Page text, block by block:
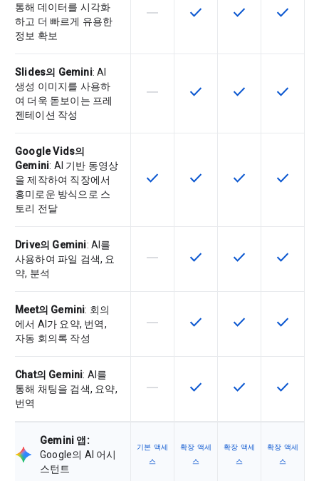
통해 데이터를 시각화
하고 더 빠르게 유용한
정보 확보
이 기능은 이 SKU에서 지원되지
horizontal_rule 이 기능은 SKU에서 사용
check 이 기능은 SKU
check 이 기능
check
Slides의 Gemini: AI
생성 이미지를 사용하
여 더욱 돋보이는 프레
젠테이션 작성
이 기능은 이 SKU에서 지원되지
horizontal_rule 이 기능은 SKU에서 사용
check 이 기능은 SKU
check 이 기능
check
Google Vids의
Gemini: AI 기반 동영상
을 제작하여 직장에서
흥미로운 방식으로 스
토리 전달
이 기능은 SKU에서 사용할 수 있습
check 이 기능은 SKU에서 사용
check 이 기능은 SKU
check 이 기능
check
Drive의 Gemini: AI를
사용하여 파일 검색, 요
약, 분석
이 기능은 이 SKU에서 지원되지
horizontal_rule 이 기능은 SKU에서 사용
check 이 기능은 SKU
check 이 기능
check
Meet의 Gemini: 회의
에서 AI가 요약, 번역,
자동 회의록 작성
이 기능은 이 SKU에서 지원되지
horizontal_rule 이 기능은 SKU에서 사용
check 이 기능은 SKU
check 이 기능
check
Chat의 Gemini: AI를
통해 채팅을 검색, 요약,
번역
이 기능은 이 SKU에서 지원되지
horizontal_rule 이 기능은 SKU에서 사용
check 이 기능은 SKU
check 이 기능
check
Gemini 앱:
Google의 AI 어시
스턴트
기본 액세
스
확장 액세
스
확장 액세
스
확장 액세
스